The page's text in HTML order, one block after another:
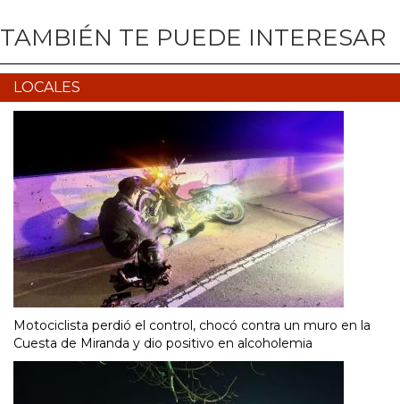
TAMBIÉN TE PUEDE INTERESAR
LOCALES
Motociclista perdió el control, chocó contra un muro en la
Cuesta de Miranda y dio positivo en alcoholemia